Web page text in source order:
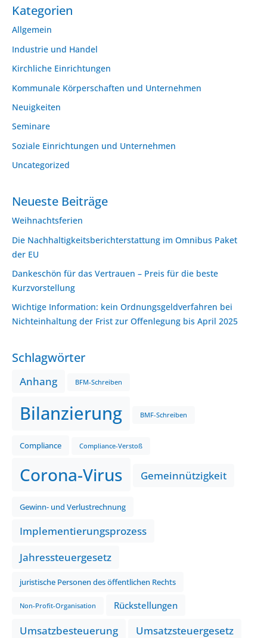
Kategorien
Allgemein
Industrie und Handel
Kirchliche Einrichtungen
Kommunale Körperschaften und Unternehmen
Neuigkeiten
Seminare
Soziale Einrichtungen und Unternehmen
Uncategorized
Neueste Beiträge
Weihnachtsferien
Die Nachhaltigkeitsberichterstattung im Omnibus Paket
der EU
Dankeschön für das Vertrauen – Preis für die beste
Kurzvorstellung
Wichtige Information: kein Ordnungsgeldverfahren bei
Nichteinhaltung der Frist zur Offenlegung bis April 2025
Schlagwörter
Anhang BFM-Schreiben
Bilanzierung BMF-Schreiben
Compliance Compliance-Verstoß
Corona-Virus Gemeinnützigkeit
Gewinn- und Verlustrechnung
Implementierungsprozess
Jahressteuergesetz
juristische Personen des öffentlichen Rechts
Non-Profit-Organisation Rückstellungen
Umsatzbesteuerung Umsatzsteuergesetz